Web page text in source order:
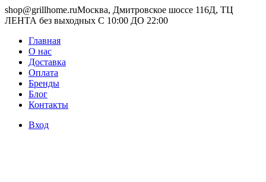
shop@grillhome.ruМосква, Дмитровское шоссе 116Д, ТЦ
ЛЕНТА без выходных С 10:00 ДО 22:00
Главная
О нас
Доставка
Оплата
Бренды
Блог
Контакты
Вход